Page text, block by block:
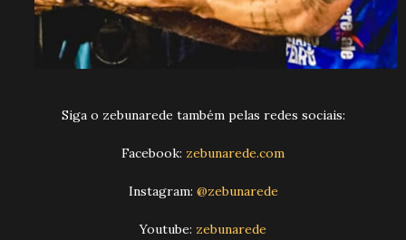
Siga o zebunarede também pelas redes sociais:
Facebook: zebunarede.com
Instagram: @zebunarede
Youtube: zebunarede